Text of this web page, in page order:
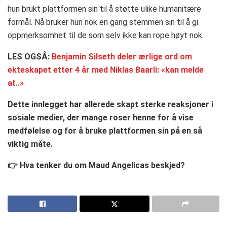
hun brukt plattformen sin til å støtte ulike humanitære
formål. Nå bruker hun nok en gang stemmen sin til å gi
oppmerksomhet til de som selv ikke kan rope høyt nok.
LES OGSÅ: Benjamin Silseth deler ærlige ord om
ekteskapet etter 4 år med Niklas Baarli: «kan melde
at..»
Dette innlegget har allerede skapt sterke reaksjoner i
sosiale medier, der mange roser henne for å vise
medfølelse og for å bruke plattformen sin på en så
viktig måte.
👉 Hva tenker du om Maud Angelicas beskjed?